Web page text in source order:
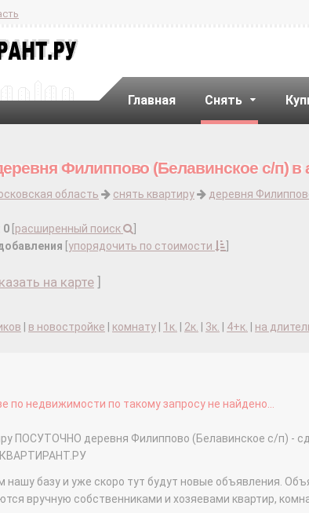
Главная Снять
Филиппово (Белавинское с/п) в
область снять квартиру деревня
0 расширенный поиск
упорядочить по стоимости
на карте
в новостройке комнату 1к. 2к. 3к. 4+к. на
по недвижимости по такому запросу не найдено...
ПОСУТОЧНО деревня Филиппово (Белавинское с/п) -
КВАРТИРАНТ.РУ
нашу базу и уже скоро тут будут новые объявления.
вручную собственниками и хозяевами квартир,